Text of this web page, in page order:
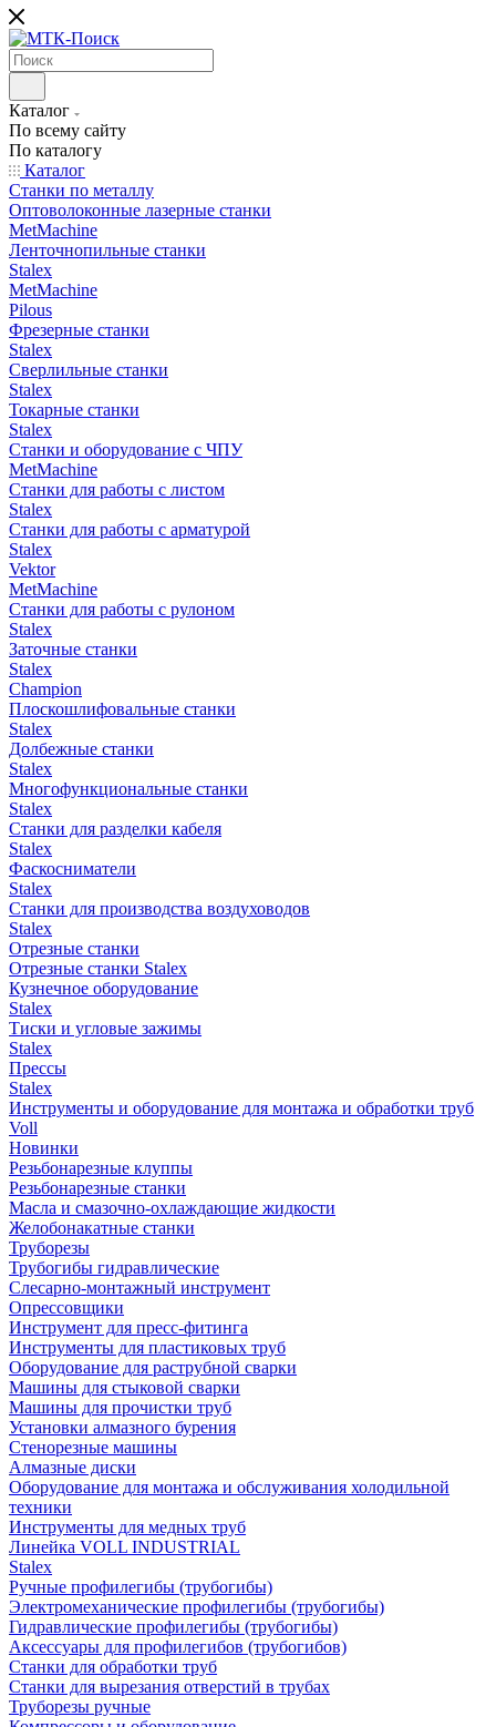
Каталог
По всему сайту
По каталогу
Каталог
Станки по металлу
Оптоволоконные лазерные станки
MetMachine
Ленточнопильные станки
Stalex
MetMachine
Pilous
Фрезерные станки
Stalex
Сверлильные станки
Stalex
Токарные станки
Stalex
Станки и оборудование с ЧПУ
MetMachine
Станки для работы с листом
Stalex
Станки для работы с арматурой
Stalex
Vektor
MetMachine
Станки для работы с рулоном
Stalex
Заточные станки
Stalex
Champion
Плоскошлифовальные станки
Stalex
Долбежные станки
Stalex
Многофункциональные станки
Stalex
Станки для разделки кабеля
Stalex
Фаскосниматели
Stalex
Станки для производства воздуховодов
Stalex
Отрезные станки
Отрезные станки Stalex
Кузнечное оборудование
Stalex
Тиски и угловые зажимы
Stalex
Прессы
Stalex
Инструменты и оборудование для монтажа и обработки труб
Voll
Новинки
Резьбонарезные клуппы
Резьбонарезные станки
Масла и смазочно-охлаждающие жидкости
Желобонакатные станки
Труборезы
Трубогибы гидравлические
Слесарно-монтажный инструмент
Опрессовщики
Инструмент для пресс-фитинга
Инструменты для пластиковых труб
Оборудование для раструбной сварки
Машины для стыковой сварки
Машины для прочистки труб
Установки алмазного бурения
Стенорезные машины
Алмазные диски
Оборудование для монтажа и обслуживания холодильной
техники
Инструменты для медных труб
Линейка VOLL INDUSTRIAL
Stalex
Ручные профилегибы (трубогибы)
Электромеханические профилегибы (трубогибы)
Гидравлические профилегибы (трубогибы)
Аксессуары для профилегибов (трубогибов)
Станки для обработки труб
Станки для вырезания отверстий в трубах
Труборезы ручные